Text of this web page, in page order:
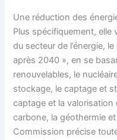
Une réduction des
Plus spécifiquement,
du secteur de l’énergie,
après 2040 », en se
renouvelables, le
stockage, le captage et
captage et la valorisation
carbone, la géothermie
Commission précise